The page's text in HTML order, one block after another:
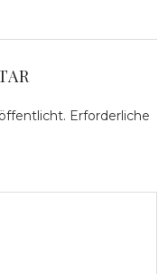
Erforderliche